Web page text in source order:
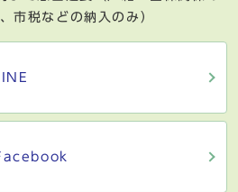
市税などの納入のみ）